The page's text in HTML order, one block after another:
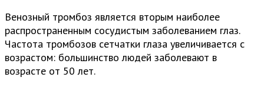
Венозный тромбоз является вторым наиболее
распространенным сосудистым заболеванием глаз.
Частота тромбозов сетчатки глаза увеличивается с
возрастом: большинство людей заболевают в
возрасте от 50 лет.